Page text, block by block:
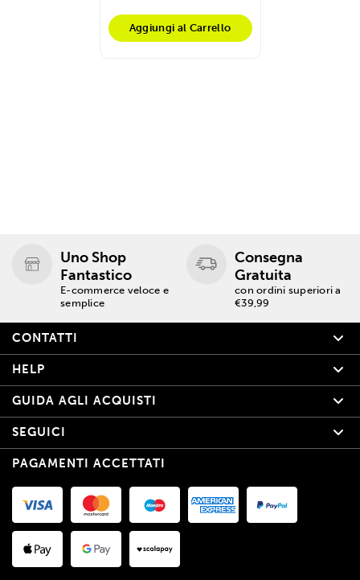
Aggiungi al Carrello
Uno Shop
Fantastico
E-commerce veloce e
semplice
Consegna
Gratuita
con ordini superiori a
€39,99
CONTATTI
HELP
GUIDA AGLI ACQUISTI
SEGUICI
PAGAMENTI ACCETTATI